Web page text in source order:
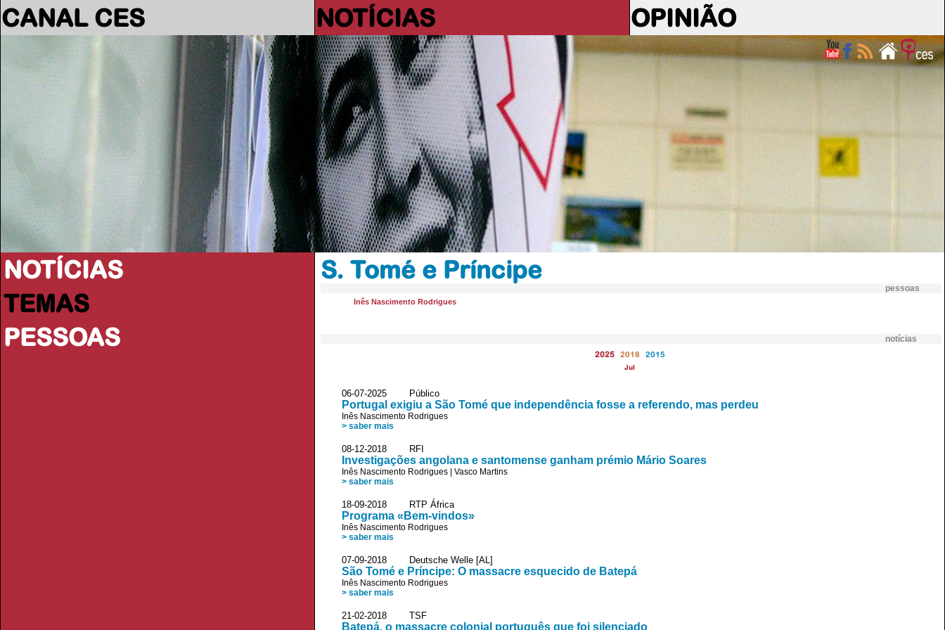
CANAL CES NOTÍCIAS OPINIÃO
NOTÍCIAS
TEMAS
PESSOAS
S. Tomé e Príncipe
pessoas
Inês Nascimento Rodrigues
notícias
2025 2018 2015
Jul
06-07-2025 Público
Portugal exigiu a São Tomé que independência fosse a referendo, mas perdeu
Inês Nascimento Rodrigues
> saber mais
08-12-2018 RFI
Investigações angolana e santomense ganham prémio Mário Soares
Inês Nascimento Rodrigues
Vasco Martins
> saber mais
18-09-2018 RTP África
Programa «Bem-vindos»
Inês Nascimento Rodrigues
> saber mais
07-09-2018 Deutsche Welle [AL]
São Tomé e Príncipe: O massacre esquecido de Batepá
Inês Nascimento Rodrigues
> saber mais
21-02-2018 TSF
Batepá, o massacre colonial português que foi silenciado